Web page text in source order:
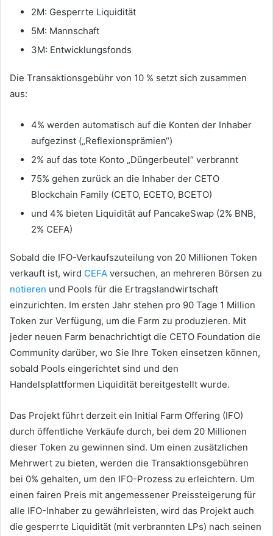
2M: Gesperrte Liquidität
5M: Mannschaft
3M: Entwicklungsfonds
Die Transaktionsgebühr von 10 % setzt sich zusammen
aus:
4% werden automatisch auf die Konten der Inhaber
aufgezinst („Reflexionsprämien“)
2% auf das tote Konto „Düngerbeutel“ verbrannt
75% gehen zurück an die Inhaber der CETO
Blockchain Family (CETO, ECETO, BCETO)
und 4% bieten Liquidität auf PancakeSwap (2% BNB,
2% CEFA)
Sobald die IFO-Verkaufszuteilung von 20 Millionen Token
verkauft ist, wird CEFA versuchen, an mehreren Börsen zu
notieren und Pools für die Ertragslandwirtschaft
einzurichten. Im ersten Jahr stehen pro 90 Tage 1 Million
Token zur Verfügung, um die Farm zu produzieren. Mit
jeder neuen Farm benachrichtigt die CETO Foundation die
Community darüber, wo Sie Ihre Token einsetzen können,
sobald Pools eingerichtet sind und den
Handelsplattformen Liquidität bereitgestellt wurde.
Das Projekt führt derzeit ein Initial Farm Offering (IFO)
durch öffentliche Verkäufe durch, bei dem 20 Millionen
dieser Token zu gewinnen sind. Um einen zusätzlichen
Mehrwert zu bieten, werden die Transaktionsgebühren
bei 0% gehalten, um den IFO-Prozess zu erleichtern. Um
einen fairen Preis mit angemessener Preissteigerung für
alle IFO-Inhaber zu gewährleisten, wird das Projekt auch
die gesperrte Liquidität (mit verbrannten LPs) nach seinen